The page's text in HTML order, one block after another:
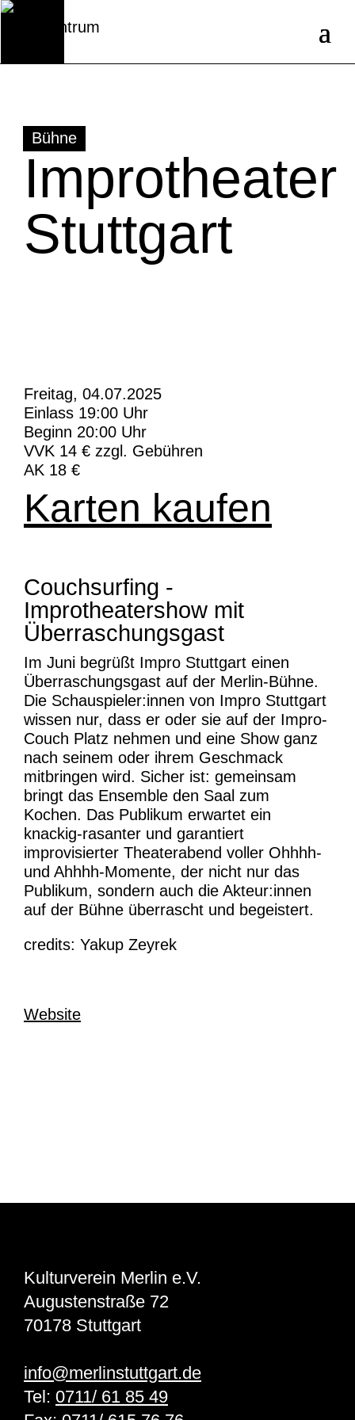
Bühne
Improtheater
Stuttgart
Freitag, 04.07.2025
Einlass 19:00 Uhr
Beginn 20:00 Uhr
VVK 14 € zzgl. Gebühren
AK 18 €
Karten kaufen
Couchsurfing -
Improtheatershow mit
Überraschungsgast
Im Juni begrüßt Impro Stuttgart einen
Überraschungsgast auf der Merlin-Bühne.
Die Schauspieler:innen von Impro Stuttgart
wissen nur, dass er oder sie auf der Impro-
Couch Platz nehmen und eine Show ganz
nach seinem oder ihrem Geschmack
mitbringen wird. Sicher ist: gemeinsam
bringt das Ensemble den Saal zum
Kochen. Das Publikum erwartet ein
knackig-rasanter und garantiert
improvisierter Theaterabend voller Ohhhh-
und Ahhhh-Momente, der nicht nur das
Publikum, sondern auch die Akteur:innen
auf der Bühne überrascht und begeistert.
credits: Yakup Zeyrek
Website
Kulturverein Merlin e.V.
Augustenstraße 72
70178 Stuttgart
info@merlinstuttgart.de
Tel: 0711/ 61 85 49